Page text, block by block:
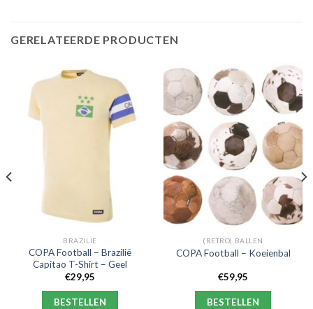
GERELATEERDE PRODUCTEN
BRAZILIE
COPA Football – Brazilië
Capitao T-Shirt – Geel
€29,95
BESTELLEN
(RETRO) BALLEN
COPA Football – Koeienbal
€59,95
BESTELLEN